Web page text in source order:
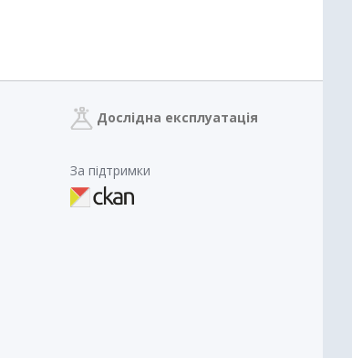
Дослідна експлуатація
За підтримки